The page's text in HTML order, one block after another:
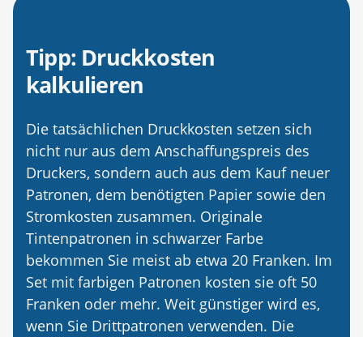
Tipp: Druckkosten
kalkulieren
Die tatsächlichen Druckkosten setzen sich
nicht nur aus dem Anschaffungspreis des
Druckers, sondern auch aus dem Kauf neuer
Patronen, dem benötigten Papier sowie den
Stromkosten zusammen. Originale
Tintenpatronen in schwarzer Farbe
bekommen Sie meist ab etwa 20 Franken. Im
Set mit farbigen Patronen kosten sie oft 50
Franken oder mehr. Weit günstiger wird es,
wenn Sie Drittpatronen verwenden. Die